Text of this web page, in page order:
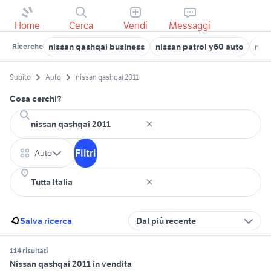
Home Cerca Vendi Messaggi
Ricerche nissan qashqai business nissan patrol y60 auto
Subito Auto nissan qashqai 2011
Cosa cerchi?
Auto Filtri
Salva ricerca Dal più recente
114 risultati
Nissan qashqai 2011 in vendita